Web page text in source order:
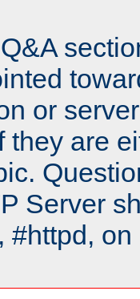
or
they are
Server
#httpd,